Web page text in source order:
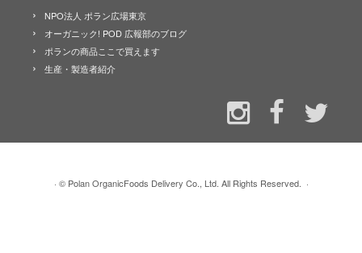
NPO法人 ポラン広場東京
オーガニック! POD 広報部のブログ
ポランの商品ここで買えます
生産・製造者紹介
· © Polan OrganicFoods Delivery Co., Ltd. All Rights Reserved. ·